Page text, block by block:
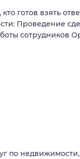
готов взять
Проведение
сотрудников
по недвижимости,